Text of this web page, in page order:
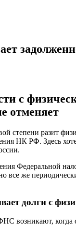
с
отменяет
степени разит
НК РФ. Здесь
Федеральной
все же
долги с
возникают, когда